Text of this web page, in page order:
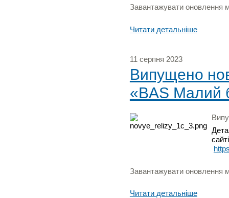
Завантажувати оновлення
Читати детальніше
11 серпня 2023
Випущено
«BAS Малий
Завантажувати оновлення
Читати детальніше